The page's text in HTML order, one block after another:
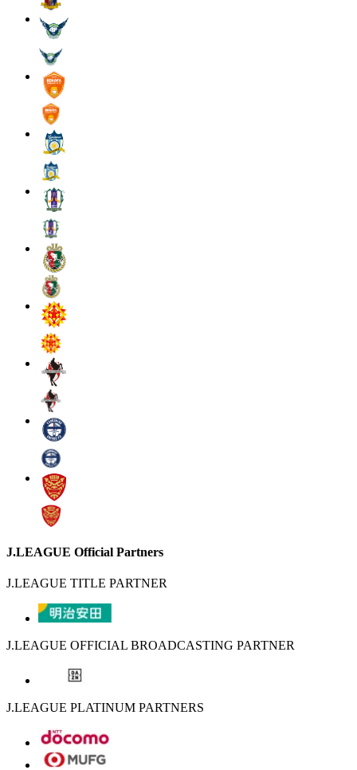
J.LEAGUE Official Partners
J.LEAGUE TITLE PARTNER
J.LEAGUE OFFICIAL BROADCASTING PARTNER
J.LEAGUE PLATINUM PARTNERS